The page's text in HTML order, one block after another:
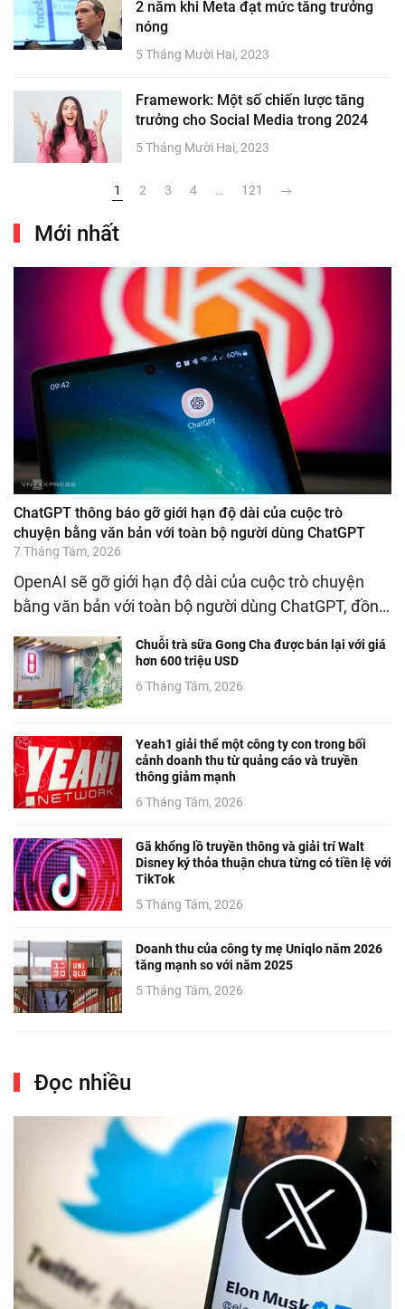
2 năm khi Meta đạt mức tăng trưởng
nóng
5 Tháng Mười Hai, 2023
Framework: Một số chiến lược tăng
trưởng cho Social Media trong 2024
5 Tháng Mười Hai, 2023
1 2 3 4 … 121
Mới nhất
ChatGPT thông báo gỡ giới hạn độ dài của cuộc trò
chuyện bằng văn bản với toàn bộ người dùng ChatGPT
7 Tháng Tám, 2026
OpenAI sẽ gỡ giới hạn độ dài của cuộc trò chuyện
bằng văn bản với toàn bộ người dùng ChatGPT, đồn…
Chuỗi trà sữa Gong Cha được bán lại với giá
hơn 600 triệu USD
6 Tháng Tám, 2026
Yeah1 giải thể một công ty con trong bối
cảnh doanh thu từ quảng cáo và truyền
thông giảm mạnh
6 Tháng Tám, 2026
Gã khổng lồ truyền thông và giải trí Walt
Disney ký thỏa thuận chưa từng có tiền lệ với
TikTok
5 Tháng Tám, 2026
Doanh thu của công ty mẹ Uniqlo năm 2026
tăng mạnh so với năm 2025
5 Tháng Tám, 2026
Đọc nhiều